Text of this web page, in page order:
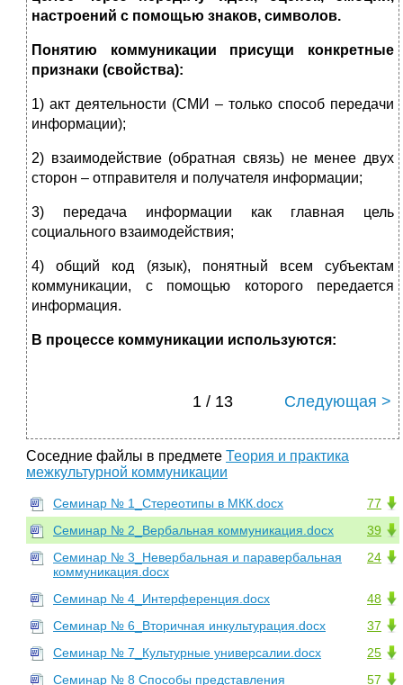
настроений с помощью знаков, символов.
Понятию коммуникации присущи конкретные
признаки (свойства):
1) акт деятельности (СМИ – только способ передачи
информации);
2) взаимодействие (обратная связь) не менее двух
сторон – отправителя и получателя информации;
3) передача информации как главная цель
социального взаимодействия;
4) общий код (язык), понятный всем субъектам
коммуникации, с помощью которого передается
информация.
В процессе коммуникации используются:
1 / 13 Следующая >
Соседние файлы в предмете Теория и практика
межкультурной коммуникации
77
Семинар № 1_Стереотипы в МКК.docx
39
Семинар № 2_Вербальная коммуникация.docx
24
Семинар № 3_Невербальная и паравербальная
коммуникация.docx
48
Семинар № 4_Интерференция.docx
37
Семинар № 6_Вторичная инкультурация.docx
25
Семинар № 7_Культурные универсалии.docx
57
Семинар № 8 Способы представления